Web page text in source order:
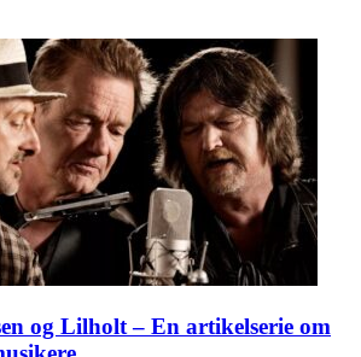
og Lilholt – En artikelserie om